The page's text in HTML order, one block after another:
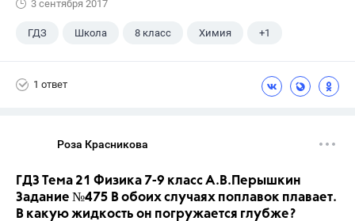
3 сентября 2017
ГДЗ Школа 8 класс Химия +1
1 ответ
Роза Красникова
ГДЗ Тема 21 Физика 7-9 класс А.В.Перышкин
Задание №475 В обоих случаях поплавок плавает.
В какую жидкость он погружается глубже?